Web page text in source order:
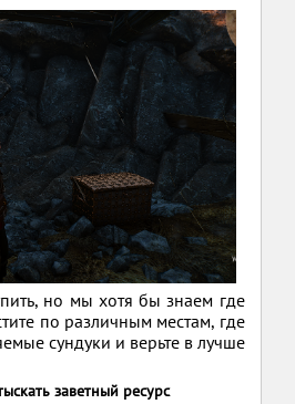
но мы хотя бы знаем где
по различным местам, где
сундуки и верьте в лучше
заветный ресурс